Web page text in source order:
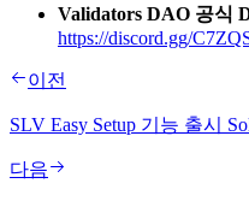
Validators DAO 공식
https://discord.gg/
이전
SLV Easy Setup 기능 출시
다음